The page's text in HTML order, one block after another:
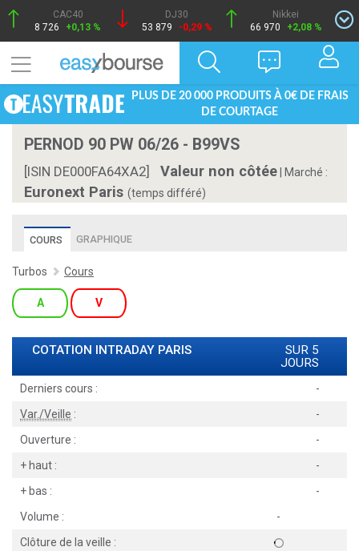
CAC40
8 726
+0,13 %
DJ30
53 879
-0,29 %
Nikkei
66 970
+2,08 %
PLUS DE 20 000 PRODUITS À 0€ DE FRAIS
DE COURTAGE
PERNOD 90 PW 06/26 - B99VS
[ISIN DE000FA64XA2] Valeur non côtée Marché :
Euronext Paris (temps différé)
COURS GRAPHIQUE
Turbos Cours
A V
COTATION INTRADAY PARIS
SUR 5
JOURS
Derniers cours :
-
Var./Veille :
-
Ouverture :
-
+ haut :
-
+ bas :
-
Volume :
-
Clôture de la veille :